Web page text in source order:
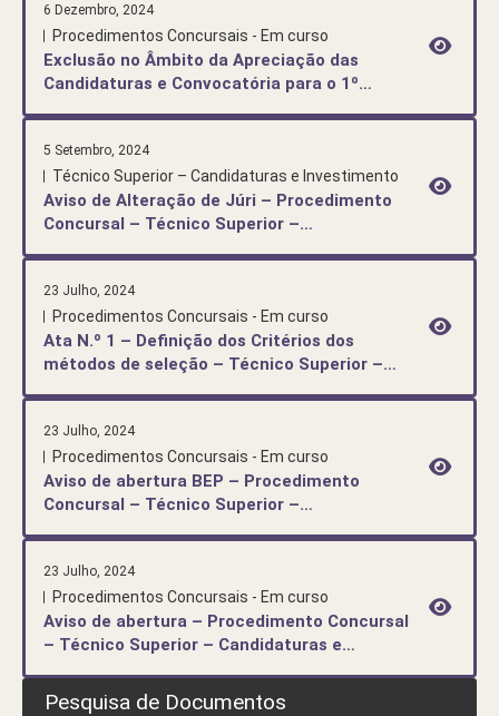
6 Dezembro, 2024
Procedimentos Concursais - Em curso
Exclusão no Âmbito da Apreciação das
Candidaturas e Convocatória para o 1º
5 Setembro, 2024
Técnico Superior – Candidaturas e Investimento
Aviso de Alteração de Júri – Procedimento
Concursal – Técnico Superior –
23 Julho, 2024
Procedimentos Concursais - Em curso
Ata N.º 1 – Definição dos Critérios dos
métodos de seleção – Técnico Superior –
23 Julho, 2024
Procedimentos Concursais - Em curso
Aviso de abertura BEP – Procedimento
Concursal – Técnico Superior –
23 Julho, 2024
Procedimentos Concursais - Em curso
Aviso de abertura – Procedimento Concursal
– Técnico Superior – Candidaturas e
Pesquisa de Documentos